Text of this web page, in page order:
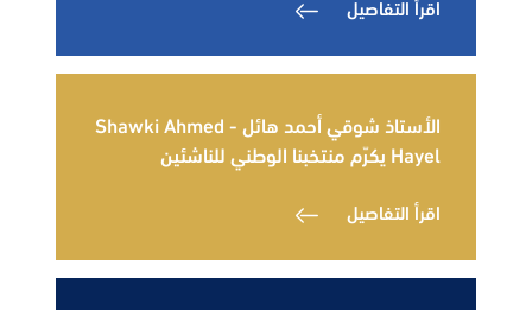
اقرأ التفاصيل
الأستاذ شوقي أحمد هائل - Shawki Ahmed
Hayel يكرّم منتخبنا الوطني للناشئين
اقرأ التفاصيل